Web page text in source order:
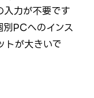
入力が不要です
別PCへのインス
トが大きいで